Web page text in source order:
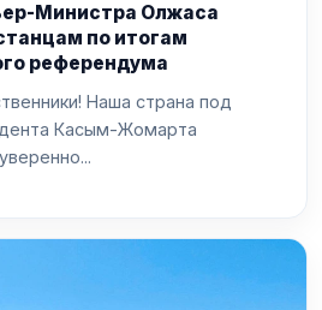
Министра Олжаса
по итогам
референдума
Наша страна под
Касым-Жомарта